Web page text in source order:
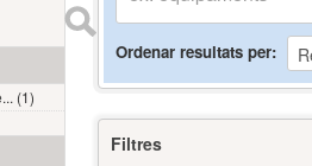
Ordenar resultats per
Filtres
(1)